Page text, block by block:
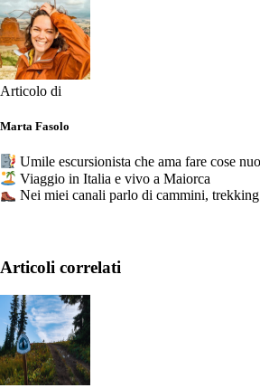
Articolo di
Marta Fasolo
Umile escursionista che ama fare cose
Viaggio in Italia e vivo a Maiorca
Nei miei canali parlo di cammini, trekking
Articoli correlati